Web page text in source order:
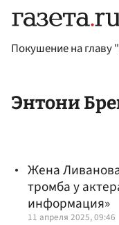
Покушение на главу
Энтони
Жена
тромба у
информация»
11 апреля 2025, 09:46